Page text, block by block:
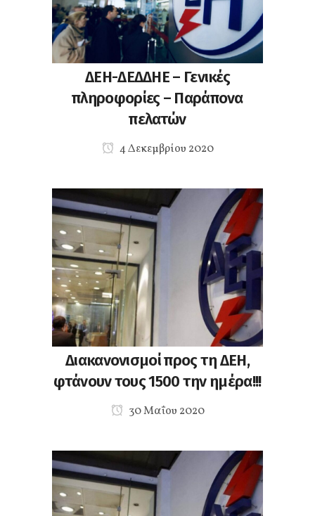
ΔΕΗ-ΔΕΔΔΗΕ – Γενικές
πληροφορίες – Παράπονα
πελατών
4 Δεκεμβρίου 2020
Διακανονισμοί προς τη ΔΕΗ,
φτάνουν τους 1500 την ημέρα!!!
30 Μαΐου 2020